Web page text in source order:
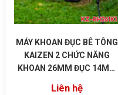
MÁY KHOAN ĐỤC BÊ TÔNG
KAIZEN 2 CHỨC NĂNG
KHOAN 26MM ĐỤC 14MM
Liên hệ